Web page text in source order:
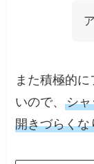
また積極的
いので、シ
開きづらくな